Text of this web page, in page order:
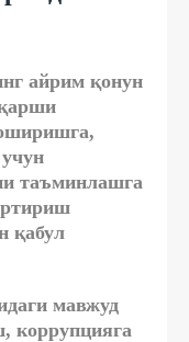
айрим қонун
таъминлашга
қабул
мавжуд
коррупцияга